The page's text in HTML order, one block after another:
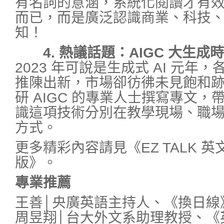
而已，而是廣泛認識商業、科技
知！
4. 熱議話題：AIGC 大生成
2023 年可說是生成式 AI 元年，
推陳出新，市場卻彷彿未見飽和
研 AIGC 的專業人士撰寫專文，
識這項技術分別在教學現場、職
方式。
更多精彩內容請見《EZ TALK 英
版》。
專業推薦
王善│央廣英語主持人、《換日
周昱翔│台大外文系助理教授、